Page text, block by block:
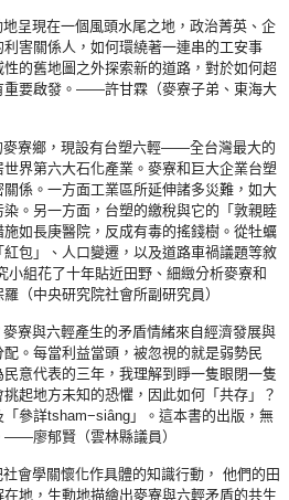
現在一個風頭水尾之地，政治菁英、企
害關係人，如何環繞著一連串的工安事
的舊地圖之外探索新的道路，對於如何超
重要啟發。——許甘霖（麥寮子弟、東海大
寮鄉，現設有台塑六輕——全台灣最大的
界第六大石化產業。麥寮和巨大企業台塑
係。一方面工業區所延伸諸多災難，如大
。另一方面，台塑的繳稅與它的「敦親睦
如長庚醫院，反成有毒的搖錢樹。從牡蠣
包」、人口變遷，以及道路車禍議題等敘
小組花了十年貼近田野、細緻分析麥寮和
（中央研究院社會所副研究員）
與六輕產生的矛盾情緒來自經濟發展與
。每當利益當頭，被忽視的就是弱勢民
意代表的三年，我理解到睜一隻眼閉一隻
起地方未知的恐懼，因此如何「共存」？
參詳tsham−siâng」。這本書的出版，無
——廖郁賢（雲林縣議員）
學關懷化作具體的知識行動， 他們的田
地，生動地描繪出麥寮與六輕矛盾的共生